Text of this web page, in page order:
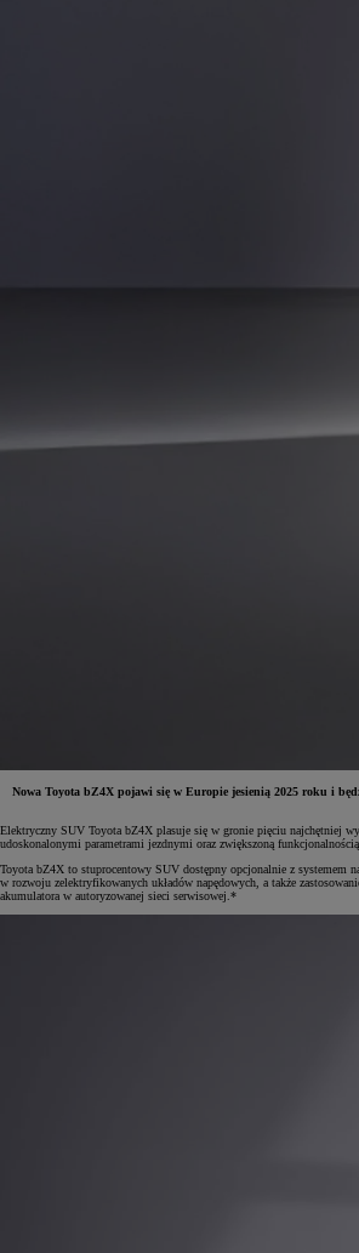
Yaris Cross
Nowa Toyota bZ4X pojawi się w Europie jesienią 2025 roku i
Elektryczny SUV Toyota bZ4X plasuje się w gronie pięciu najchętniej
udoskonalonymi parametrami jezdnymi oraz zwiększoną
Toyota bZ4X to stuprocentowy SUV dostępny opcjonalnie z systemem
w rozwoju zelektryfikowanych układów napędowych, a także
akumulatora w autoryzowanej sieci serwisowej.*